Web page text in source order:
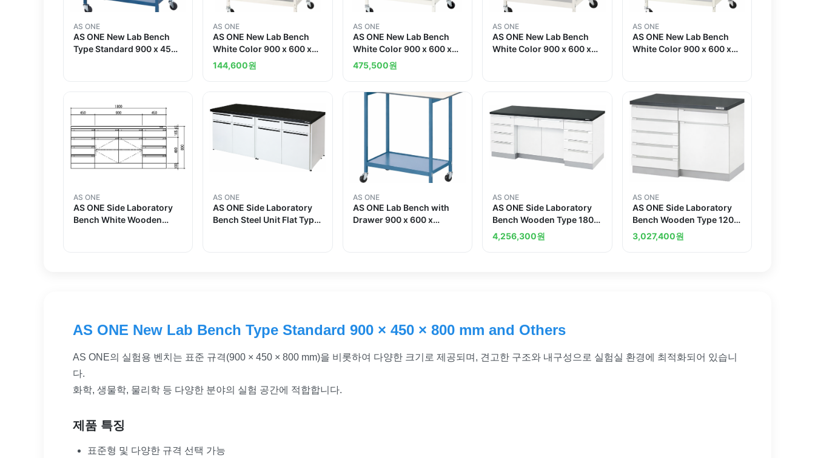
AS ONE
AS ONE New Lab Bench
Type Standard 900 x 450
AS ONE
AS ONE New Lab Bench
White Color 900 x 600 x
850 Standardand others
144,600원
AS ONE
AS ONE New Lab Bench
White Color 900 x 600 x
800 Standardand others
475,500원
AS ONE
AS ONE New Lab Bench
White Color 900 x 600 x
AS ONE
AS ONE New Lab Bench
White Color 900 x 600 x
AS ONE
AS ONE Side Laboratory
Bench White Wooden
AS ONE
AS ONE Side Laboratory
Bench Steel Unit Flat Type
AS ONE
AS ONE Lab Bench with
Drawer 900 x 600 x
AS ONE
AS ONE Side Laboratory
Bench Wooden Type 1800
x 750 x 800mm
4,256,300원
AS ONE
AS ONE Side Laboratory
Bench Wooden Type 1200
x 750 x 800mm
3,027,400원
AS ONE New Lab Bench Type Standard 900 × 450 × 800 mm and Others
AS ONE의 실험용 벤치는 표준 규격(900 × 450 × 800 mm)을 비롯하여 다양한 크기로 제공되며, 견고한 구조와 내구성으로 실험실 환경에 최적화되어 있습니
다.
화학, 생물학, 물리학 등 다양한 분야의 실험 공간에 적합합니다.
제품 특징
표준형 및 다양한 규격 선택 가능